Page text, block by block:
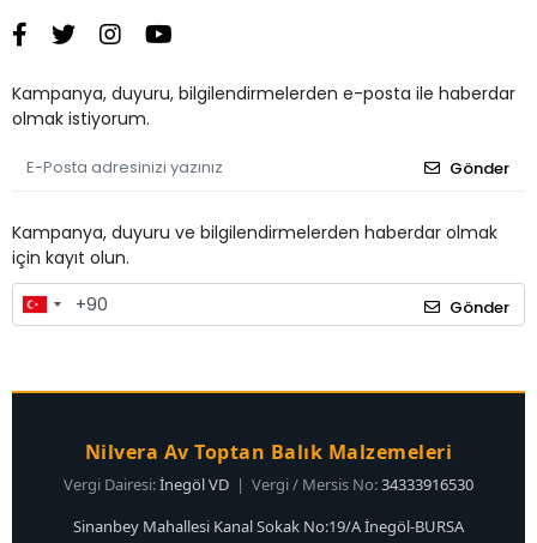
Kampanya, duyuru, bilgilendirmelerden e-posta ile haberdar
olmak istiyorum.
Gönder
Kampanya, duyuru ve bilgilendirmelerden haberdar olmak
için kayıt olun.
Gönder
Nilvera Av Toptan Balık Malzemeleri
Vergi Dairesi:İnegöl VD | Vergi / Mersis No:34333916530
Sinanbey Mahallesi Kanal Sokak No:19/A İnegöl-BURSA